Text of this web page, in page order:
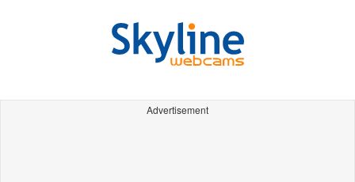
Advertisement